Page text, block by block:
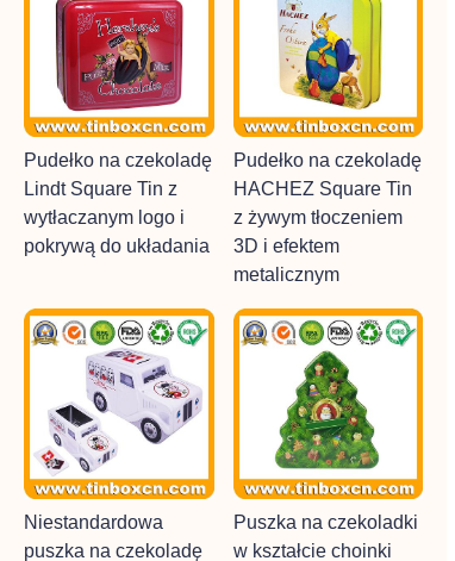
Pudełko na czekoladę
Lindt Square Tin z
wytłaczanym logo i
pokrywą do układania
Pudełko na czekoladę
HACHEZ Square Tin
z żywym tłoczeniem
3D i efektem
metalicznym
Niestandardowa
puszka na czekoladę
Puszka na czekoladki
w kształcie choinki